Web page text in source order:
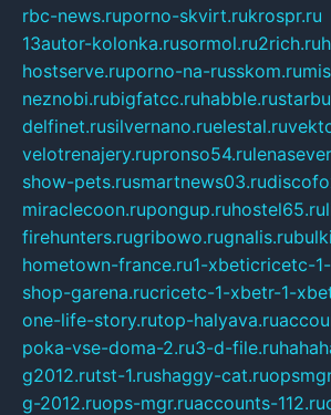
rbc-news.ruporno-skvirt.rukrospr.ru
13autor-kolonka.rusormol.ru2rich.ru
hostserve.ruporno-na-russkom.ru
neznobi.rubigfatcc.ruhabble.ru
delfinet.rusilvernano.ruelestal.ru
velotrenajery.rupronso54.ru
show-pets.rusmartnews03.ru
miraclecoon.rupongup.ruhostel65.ru
firehunters.rugribowo.rugnalis.ru
hometown-france.ru1-xbeticricetc-
shop-garena.rucricetc-1-xbetr-1-
one-life-story.rutop-halyava.ru
poka-vse-doma-2.ru3-d-file.ru
g2012.rutst-1.rushaggy-cat.ru
g-2012.ruops-mgr.ruaccounts-112.ru